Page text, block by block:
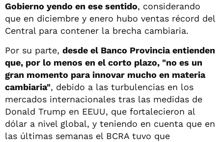
Gobierno yendo en ese sentido, considerando
que en diciembre y enero hubo ventas récord del
Central para contener la brecha cambiaria.
Por su parte, desde el Banco Provincia entienden
que, por lo menos en el corto plazo, "no es un
gran momento para innovar mucho en materia
cambiaria", debido a las turbulencias en los
mercados internacionales tras las medidas de
Donald Trump en EEUU, que fortalecieron al
dólar a nivel global, y teniendo en cuenta que en
las últimas semanas el BCRA tuvo que